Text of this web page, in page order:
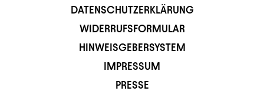
DATENSCHUTZERKLÄRUNG
WIDERRUFSFORMULAR
HINWEISGEBERSYSTEM
IMPRESSUM
PRESSE